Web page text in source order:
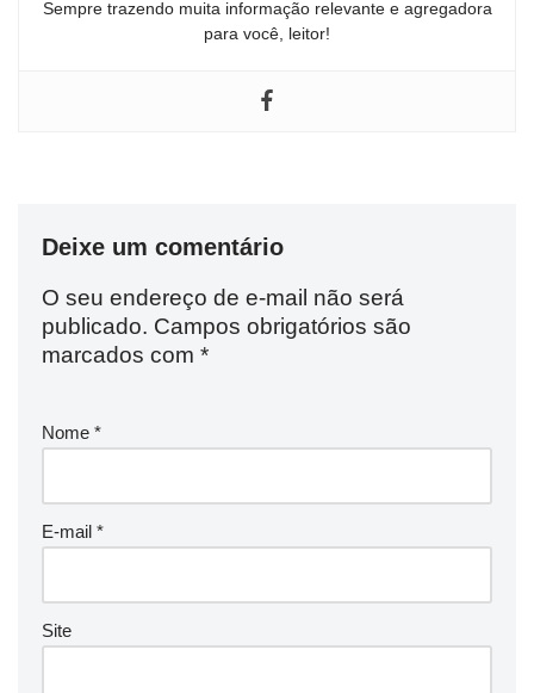
Sempre trazendo muita informação relevante e agregadora
para você, leitor!
Deixe um comentário
O seu endereço de e-mail não será
publicado. Campos obrigatórios são
marcados com *
Nome *
E-mail *
Site